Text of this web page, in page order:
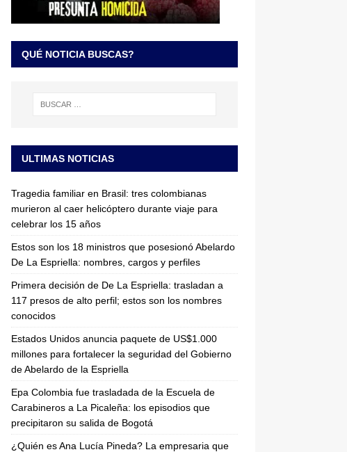
QUÉ NOTICIA BUSCAS?
ULTIMAS NOTICIAS
Tragedia familiar en Brasil: tres colombianas
murieron al caer helicóptero durante viaje para
celebrar los 15 años
Estos son los 18 ministros que posesionó Abelardo
De La Espriella: nombres, cargos y perfiles
Primera decisión de De La Espriella: trasladan a
117 presos de alto perfil; estos son los nombres
conocidos
Estados Unidos anuncia paquete de US$1.000
millones para fortalecer la seguridad del Gobierno
de Abelardo de la Espriella
Epa Colombia fue trasladada de la Escuela de
Carabineros a La Picaleña: los episodios que
precipitaron su salida de Bogotá
¿Quién es Ana Lucía Pineda? La empresaria que